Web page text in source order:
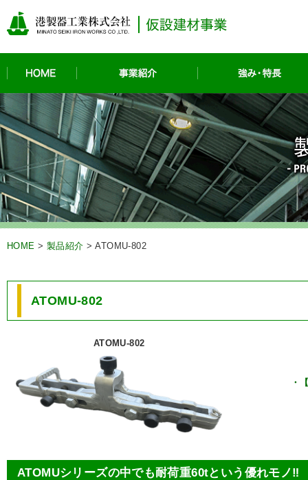
HOME > 製品紹介 >ATOMU-802
ATOMU-802
ATOMU-802
・
ATOMUシリーズの中でも耐荷重60tという優れモノ‼